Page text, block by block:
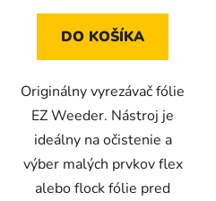
DO KOŠÍKA
Originálny vyrezávač fólie
EZ Weeder. Nástroj je
ideálny na očistenie a
výber malých prvkov flex
alebo flock fólie pred